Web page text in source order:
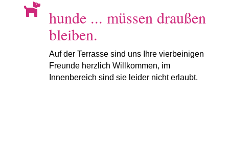
 hunde ... müssen draußen
bleiben.
Auf der Terrasse sind uns Ihre vierbeinigen
Freunde herzlich Willkommen, im
Innenbereich sind sie leider nicht erlaubt.